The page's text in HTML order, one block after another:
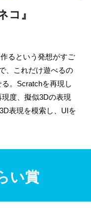
コ』
るという発想がすご
、これだけ遊べるの
。Scratchを再現し
度、擬似3Dの表現
表現を模索し、UIを
い賞